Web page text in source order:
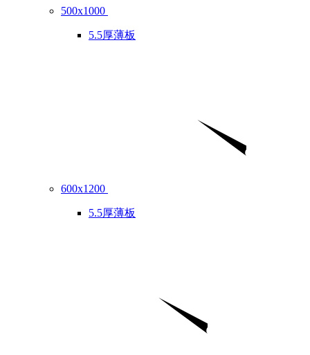
500x1000
5.5厚薄板
600x1200
5.5厚薄板